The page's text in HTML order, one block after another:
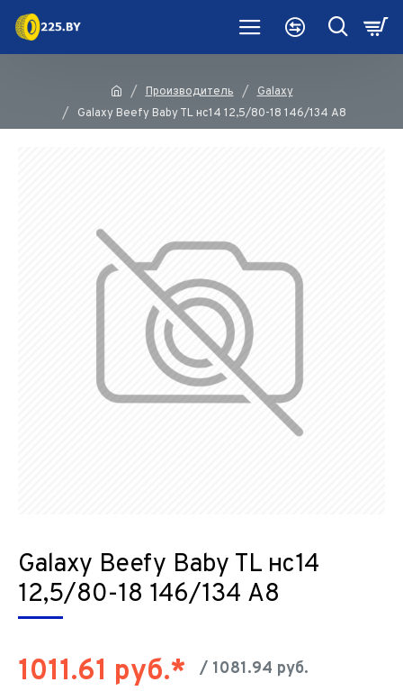
Производитель
Galaxy
Galaxy Beefy Baby TL нс14 12,5/80-18 146/134 A8
Galaxy Beefy Baby TL нс14
12,5/80-18 146/134 A8
1011.61 руб.* / 1081.94 руб.